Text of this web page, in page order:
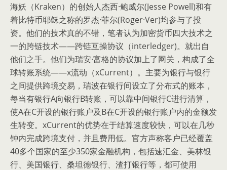
海妖（Kraken）的创始人杰西·鲍威尔(Jesse Powell)和有
着比特币耶稣之称的罗杰·菲尔(Roger·Ver)均参与了投
资。他们的技术真的不错，笔者认为加密货币四大技术之
一的跨链技术——跨链互操协议（interledger)。就出自
他们之手。他们为瑞安·富格的协议加上了网关，构成了全
球转账系统——x流动（xCurrent）。主要为银行与银行
之间提供跨境交易，瑞波在银行间设立了分布式的账本，
每当有银行A向银行B转账，可以靠中间银行C进行清算，
使A在C开设的银行账户及B在C开设的银行账户内的金额发
生转变。xCurrent的优势在于结算速度较快，可以在几秒
钟内完成跨境支付，并且费用低。官方声称客户已经覆盖
40多个国家的至少350家金融机构，包括速汇金、美林银
行、美国银行、桑坦德银行、渣打银行等，都可使用